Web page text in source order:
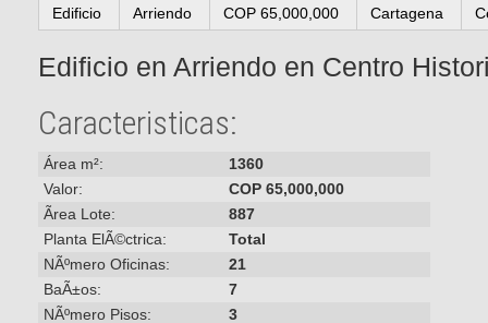
Edificio Arriendo COP 65,000,000 Cartagena
Edificio en Arriendo en Centro
Caracteristicas:
Área m²:
1360
Valor:
COP 65,000,000
Ãrea Lote:
887
Planta ElÃ©ctrica:
Total
NÃºmero Oficinas:
21
BaÃ±os:
7
NÃºmero Pisos:
3